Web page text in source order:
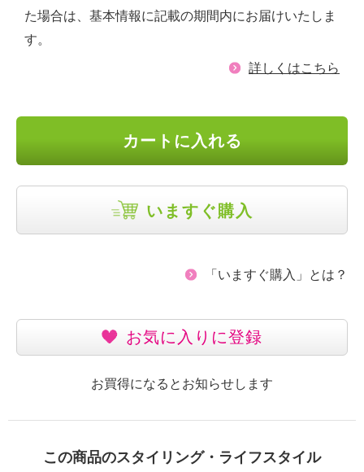
た場合は、基本情報に記載の期間内にお届けいたしま
す。
詳しくはこちら
カートに入れる
いますぐ購入
「いますぐ購入」とは？
お気に入りに登録
お買得になるとお知らせします
この商品のスタイリング・ライフスタイル